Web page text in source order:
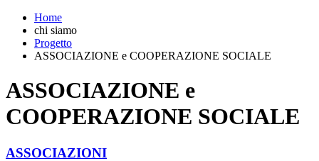
Home
chi siamo
Progetto
ASSOCIAZIONE e COOPERAZIONE SOCIALE
ASSOCIAZIONE e
COOPERAZIONE SOCIALE
ASSOCIAZIONI